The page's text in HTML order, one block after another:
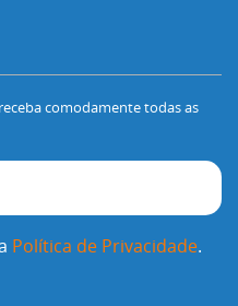
comodamente todas as
Política de Privacidade.